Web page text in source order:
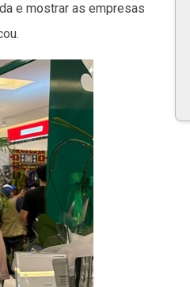
e mostrar as empresas